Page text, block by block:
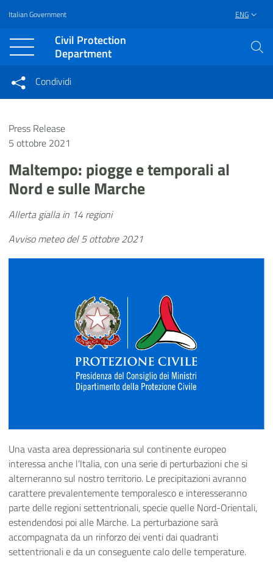
Vai al contenuto principale
Raggiungi il piè di pagina
Italian Government ENG
Civil Protection
Department
Condividi su Facebook
Condividi
Condividi sui social network
Press Release
5 ottobre 2021
Maltempo: piogge e temporali al
Nord e sulle Marche
Allerta gialla in 14 regioni
Avviso meteo del 5 ottobre 2021
Una vasta area depressionaria sul continente europeo
interessa anche l’Italia, con una serie di perturbazioni che si
alterneranno sul nostro territorio. Le precipitazioni avranno
carattere prevalentemente temporalesco e interesseranno
parte delle regioni settentrionali, specie quelle Nord-Orientali,
estendendosi poi alle Marche. La perturbazione sarà
accompagnata da un rinforzo dei venti dai quadranti
settentrionali e da un conseguente calo delle temperature.